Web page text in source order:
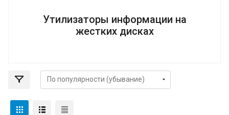
Утилизаторы информации на
жестких дисках